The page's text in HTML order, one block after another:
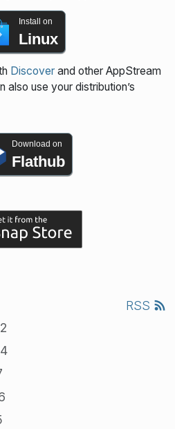
Install on
Linux
Discoverand other AppStream
also use your distribution’s
Download on
Flathub
RSS